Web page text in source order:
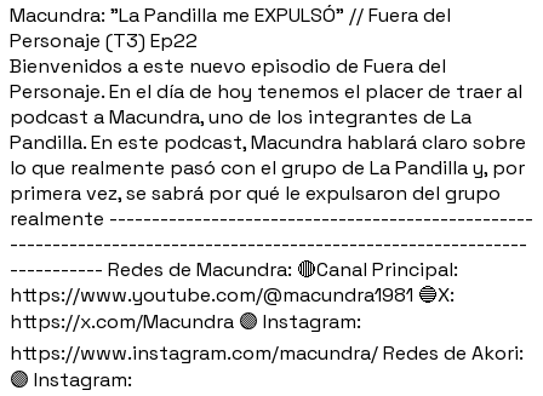
Macundra: "La Pandilla me EXPULSÓ" // Fuera del
Personaje (T3) Ep22
Bienvenidos a este nuevo episodio de Fuera del
Personaje. En el día de hoy tenemos el placer de traer al
podcast a Macundra, uno de los integrantes de La
Pandilla. En este podcast, Macundra hablará claro sobre
lo que realmente pasó con el grupo de La Pandilla y, por
primera vez, se sabrá por qué le expulsaron del grupo
realmente --------------------------------------------------
-------------------------------------------------------------
----------- Redes de Macundra: 🔴Canal Principal:
https://www.youtube.com/@macundra1981 🔵X:
https://x.com/Macundra 🟣 Instagram:
https://www.instagram.com/macundra/ Redes de Akori:
🟣 Instagram: